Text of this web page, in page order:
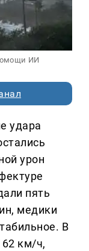
ИИ
удара
урон
пять
медики
В
км/ч,